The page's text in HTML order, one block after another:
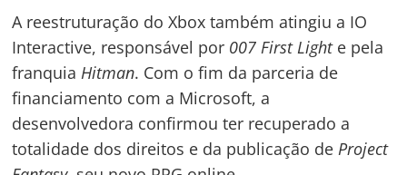
A reestruturação do Xbox também atingiu a IO
Interactive, responsável por 007 First Lighte pela
franquiaHitman. Com o fim da parceria de
financiamento com a Microsoft, a
desenvolvedora confirmou ter recuperado a
totalidade dos direitos e da publicação deProject